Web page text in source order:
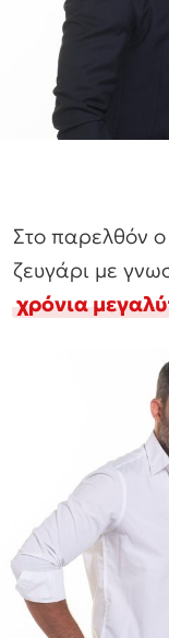
Στο παρελθόν ο
ζευγάρι με
χρόνια